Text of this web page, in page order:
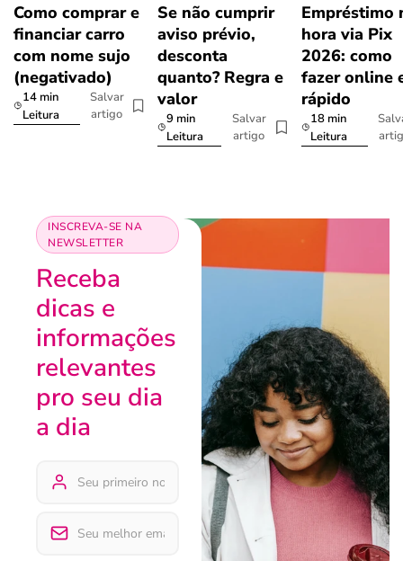
Como comprar e
financiar carro
com nome sujo
(negativado)
14 min
Leitura
Salvar
artigo
Se não cumprir
aviso prévio,
desconta
quanto? Regra e
valor
9 min
Leitura
Salvar
artigo
Empréstimo
hora via Pix
2026: como
fazer online
rápido
18 min
Leitura
INSCREVA-SE NA
NEWSLETTER
Receba
dicas e
informações
relevantes
pro seu dia
a dia